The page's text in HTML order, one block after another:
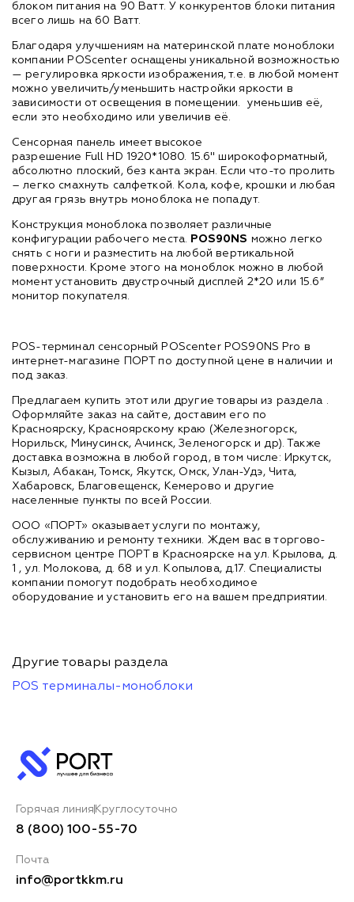
блоком питания на 90 Ватт. У конкурентов блоки питания
всего лишь на 60 Ватт.
Благодаря улучшениям на материнской плате моноблоки
компании POScenterоснащены уникальной возможностью
— регулировка яркости изображения, т.е. в любой момент
можно увеличить/уменьшить настройки яркости в
зависимости от освещения в помещении. уменьшив её,
если это необходимо или увеличив её.
Сенсорная панель имеет высокое
разрешение Full HD 1920*1080. 15.6" широкоформатный,
абсолютно плоский, без канта экран. Если что-то пролить
– легко смахнуть салфеткой. Кола, кофе, крошки и любая
другая грязь внутрь моноблока не попадут.
Конструкция моноблока позволяет различные
конфигурации рабочего места. POS90 NS можно легко
снять с ноги и разместить на любой вертикальной
поверхности. Кроме этого на моноблок можно в любой
момент установить двустрочный дисплей 2*20 или 15.6”
монитор покупателя.
POS-терминал сенсорный POScenter POS90NS Pro в
интернет-магазине ПОРТ по доступной цене в наличии и
под заказ.
Предлагаем купить этот или другие товары из раздела .
Оформляйте заказ на сайте, доставим его по
Красноярску, Красноярскому краю (Железногорск,
Норильск, Минусинск, Ачинск, Зеленогорск и др). Также
доставка возможна в любой город, в том числе: Иркутск,
Кызыл, Абакан, Томск, Якутск, Омск, Улан-Удэ, Чита,
Хабаровск, Благовещенск, Кемерово и другие
населенные пункты по всей России.
ООО «ПОРТ» оказывает услуги по монтажу,
обслуживанию и ремонту техники. Ждем вас в торгово-
сервисном центре ПОРТ в Красноярске на ул. Крылова, д.
1 , ул. Молокова, д. 68 и ул. Копылова, д.17. Специалисты
компании помогут подобрать необходимое
оборудование и установить его на вашем предприятии.
Другие товары раздела
POS терминалы-моноблоки
Горячая линия Круглосуточно
8 (800) 100-55-70
Почта
info@portkkm.ru